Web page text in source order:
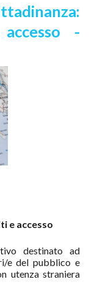
-
e accesso
destinato ad
e del pubblico e
utenza straniera